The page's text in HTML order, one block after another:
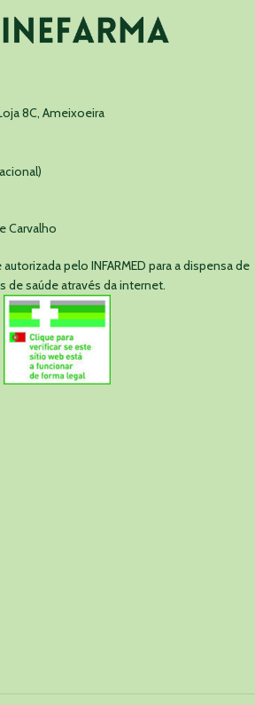
8C, Ameixoeira
Carvalho
pelo INFARMED para a dispensa de
saúde através da internet.